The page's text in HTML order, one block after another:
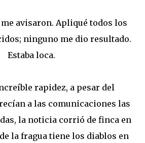
me avisaron. Apliqué todos los
ninguno me dio resultado.
Estaba loca.
rapidez, a pesar del
a las comunicaciones las
la noticia corrió de finca en
la fragua tiene los diablos en